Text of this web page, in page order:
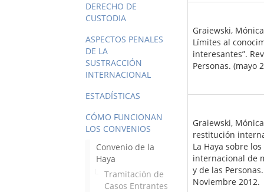
DERECHO DE
CUSTODIA
ASPECTOS PENALES
DE LA
SUSTRACCIÓN
INTERNACIONAL
ESTADÍSTICAS
CÓMO FUNCIONAN
LOS CONVENIOS
Convenio de la
Haya
Tramitación de
Casos Entrantes
Graiewski,
Límites al
interesantes”.
Personas. (mayo
Graiewski,
restitución
La Haya sobre
internacional de
y de las
Noviembre 2012.